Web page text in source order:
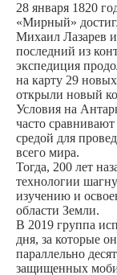
28 января 1820
«Мирный»
Михаил Лазарев
последний из
экспедиция
на карту 29
открыли новый
Условия на
часто
средой для
всего мира.
Тогда, 200 лет
технологии
изучению и
области Земли.
В 2019 группа
дня, за которые
параллельно
защищенных